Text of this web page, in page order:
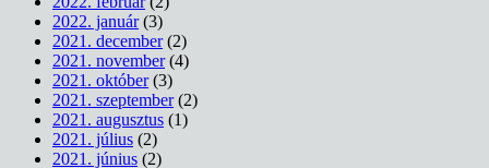
2022. január(3)
2021. december(2)
2021. november(4)
2021. október(3)
2021. szeptember(2)
2021. augusztus (1)
2021. július (2)
2021. június (2)